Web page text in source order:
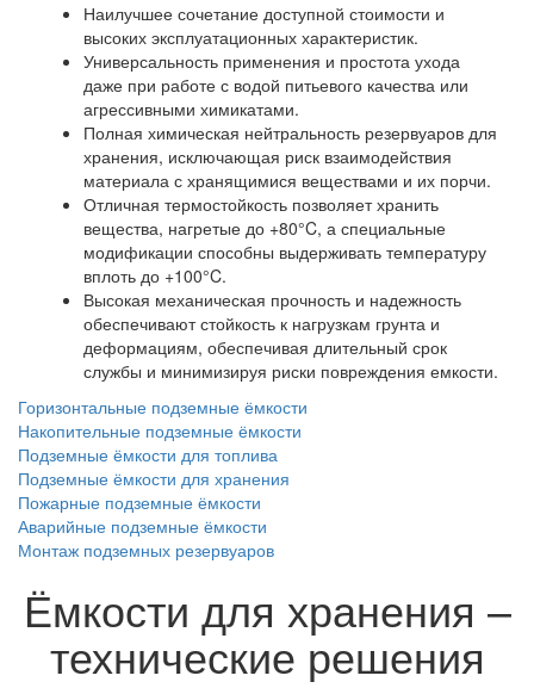
Наилучшее сочетание доступной стоимости и
высоких эксплуатационных характеристик.
Универсальность применения и простота ухода
даже при работе с водой питьевого качества или
агрессивными химикатами.
Полная химическая нейтральность резервуаров для
хранения, исключающая риск взаимодействия
материала с хранящимися веществами и их порчи.
Отличная термостойкость позволяет хранить
вещества, нагретые до +80°C, а специальные
модификации способны выдерживать температуру
вплоть до +100°C.
Высокая механическая прочность и надежность
обеспечивают стойкость к нагрузкам грунта и
деформациям, обеспечивая длительный срок
службы и минимизируя риски повреждения емкости.
Горизонтальные подземные ёмкости
Накопительные подземные ёмкости
Подземные ёмкости для топлива
Подземные ёмкости для хранения
Пожарные подземные ёмкости
Аварийные подземные ёмкости
Монтаж подземных резервуаров
Ёмкости для хранения –
технические решения